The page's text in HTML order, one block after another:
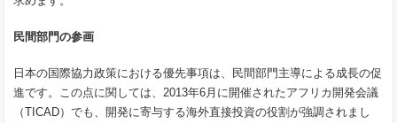
民間部門の参画
日本の国際協力政策における優先事項は、民間部門主導による成長の促
進です。この点に関しては、2013年6月に開催されたアフリカ開発会議
（TICAD）でも、開発に寄与する海外直接投資の役割が強調されまし